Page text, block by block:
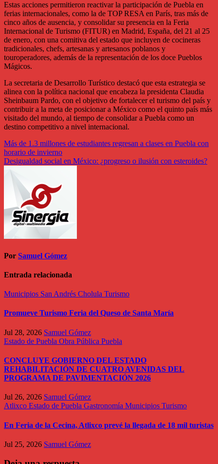
Estas acciones permitieron reactivar la participación de Puebla en
ferias internacionales, como la de TOP RESA en París, tras más de
cinco años de ausencia, y consolidar su presencia en la Feria
Internacional de Turismo (FITUR) en Madrid, España, del 21 al 25
de enero, con una comitiva del estado que incluyen de cocineras
tradicionales, chefs, artesanas y artesanos poblanos y
touroperadores, además de la representación de los doce Pueblos
Mágicos.
La secretaria de Desarrollo Turístico destacó que esta estrategia se
alinea con la política nacional que encabeza la presidenta Claudia
Sheinbaum Pardo, con el objetivo de fortalecer el turismo del país y
contribuir a la meta de posicionar a México como el quinto país más
visitado del mundo, al tiempo de consolidar a Puebla como un
destino competitivo a nivel internacional.
Navegación
de
entradas
Más de 1.3 millones de estudiantes regresan a clases en Puebla con
horario de invierno
Desigualdad social en México: ¿progreso o ilusión con esteroides?
Por Samuel Gómez
Entrada relacionada
Municipios San Andrés Cholula Turismo
Promueve Turismo Feria del Queso de Santa María
Jul 28, 2026 Samuel Gómez
Estado de Puebla Obra Pública Puebla
CONCLUYE GOBIERNO DEL ESTADO
REHABILITACIÓN DE CUATRO AVENIDAS DEL
PROGRAMA DE PAVIMENTACIÓN 2026
Jul 26, 2026 Samuel Gómez
Atlixco Estado de Puebla Gastronomía Municipios Turismo
En Feria de la Cecina, Atlixco prevé la llegada de 18 mil turistas
Jul 25, 2026 Samuel Gómez